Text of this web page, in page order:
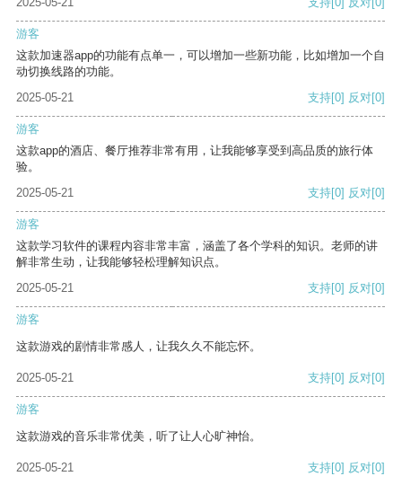
游客
这款加速器app的功能有点单一，可以增加一些新功能，比如增加一个自
动切换线路的功能。
2025-05-21
支持[0] 反对[0]
游客
这款app的酒店、餐厅推荐非常有用，让我能够享受到高品质的旅行体
验。
2025-05-21
支持[0] 反对[0]
游客
这款学习软件的课程内容非常丰富，涵盖了各个学科的知识。老师的讲
解非常生动，让我能够轻松理解知识点。
2025-05-21
支持[0] 反对[0]
游客
这款游戏的剧情非常感人，让我久久不能忘怀。
2025-05-21 支持[0] 反对[0]
游客
这款游戏的音乐非常优美，听了让人心旷神怡。
2025-05-21 支持[0] 反对[0]